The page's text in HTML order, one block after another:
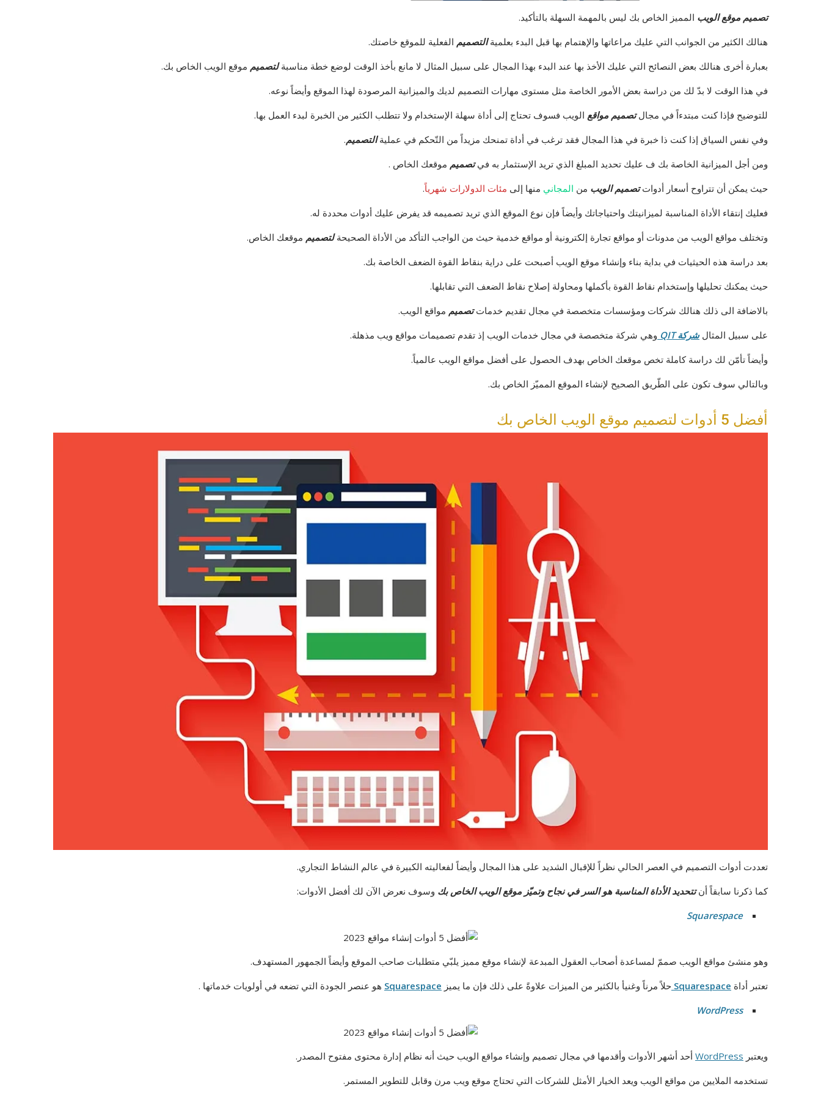
تصميم موقع الويب المميز الخاص بك ليس بالمهمة السهلة بالتأكيد.
هنالك الكثير من الجوانب التي عليك مراعاتها والإهتمام بها قبل البدء بعلميةالتصميم الفعلية للموقع خاصتك.
بعبارة أخرى هنالك بعض النصائح التي عليك الأخذ بها عند البدء بهذا المجال على سبيل المثال لا مانع بأخذ الوقت لوضع خطة مناسبةلتصميم موقع الويب الخاص بك.
في هذا الوقت لا بدّ لك من دراسة بعض الأمور الخاصة مثل مستوى مهارات التصميم لديك والميزانية المرصودة لهذا الموقع وأيضاً نوعه.
للتوضيح فإذا كنت مبتدءاً في مجالتصميم مواقع الويب فسوف تحتاج إلى أداة سهلة الإستخدام ولا تتطلب الكثير من الخبرة لبدء العمل بها.
وفي نفس السياق إذا كنت ذا خبرة في هذا المجال فقد ترغب في أداة تمنحك مزيداً من التّحكم في عمليةالتصميم.
ومن أجل الميزانية الخاصة بك ف عليك تحديد المبلغ الذي تريد الإستثمار به فيتصميم موقعك الخاص .
حيث يمكن أن تتراوح أسعار أدواتتصميم الويب من المجاني منها إلى مئات الدولارات شهرياً.
فعليك إنتقاء الأداة المناسبة لميزانيتك واحتياجاتك وأيضاً فإن نوع الموقع الذي تريد تصميمه قد يفرض عليك أدوات محددة له.
وتختلف مواقع الويب من مدونات أو مواقع تجارة إلكترونية أو مواقع خدمية حيث من الواجب التأكد من الأداة الصحيحةلتصميم موقعك الخاص.
بعد دراسة هذه الحيثيات في بداية بناء وإنشاء موقع الويب أصبحت على دراية بنقاط القوة الضعف الخاصة بك.
حيث يمكنك تحليلها وإستخدام نقاط القوة بأكملها ومحاولة إصلاح نقاط الضعف التي تقابلها.
بالاضافة الى ذلك هنالك شركات ومؤسسات متخصصة في مجال تقديم خدماتتصميم مواقع الويب.
على سبيل المثالشركة QIT
وهي شركة متخصصة في مجال خدمات الويب إذ تقدم تصميمات مواقع ويب مذهلة.
وأيضاً تأمّن لك دراسة كاملة تخص موقعك الخاص بهدف الحصول على أفضل مواقع الويب عالمياً.
وبالتالي سوف تكون على الطّريق الصحيح لإنشاء الموقع المميّز الخاص بك.
أفضل 5 أدوات لتصميم موقع الويب الخاص بك
تعددت أدوات التصميم في العصر الحالي نظراً للإقبال الشديد على هذا المجال وأيضاً لفعاليته الكبيرة في عالم النشاط التجاري.
كما ذكرنا سابقاً أنتتحديد الأداة المناسبة هو السر في نجاح وتميّز موقع الويب الخاص بك وسوف نعرض الآن لك أفضل الأدوات:
Squarespace
وهو منشئ مواقع الويب صممّ لمساعدة أصحاب العقول المبدعة لإنشاء موقع مميز يلبّي متطلبات صاحب الموقع وأيضاً الجمهور المستهدف.
تعتبر أداة Squarespace حلاً مرناً وغنيأ بالكثير من الميزات علاوةً على ذلك فإن ما يميز Squarespace هو عنصر الجودة التي تضعه في أولويات خدماتها .
WordPress
ويعتبر WordPress أحد أشهر الأدوات وأقدمها في مجال تصميم وإنشاء مواقع الويب حيث أنه نظام إدارة محتوى مفتوح المصدر.
تستخدمه الملايين من مواقع الويب ويعد الخيار الأمثل للشركات التي تحتاج موقع ويب مرن وقابل للتطوير المستمر.